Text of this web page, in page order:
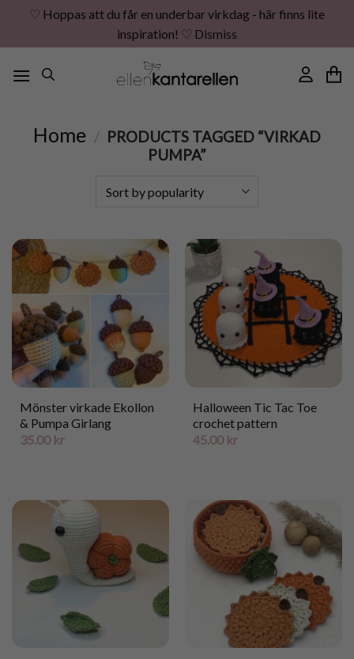
♡ Hoppas att du får en underbar virkdag - här finns lite
inspiration! ♡ Dismiss
Home / PRODUCTS TAGGED “VIRKAD
PUMPA”
Mönster virkade Ekollon
& Pumpa Girlang
35.00 kr
Halloween Tic Tac Toe
crochet pattern
45.00 kr